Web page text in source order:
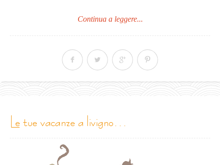
Continua a leggere...
le tue vacanze a livigno…